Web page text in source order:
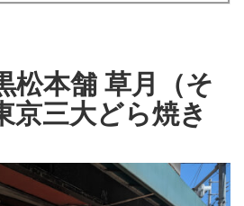
松本舗 草月（そ
京三大どら焼き